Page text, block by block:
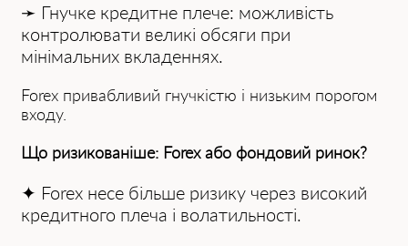
➛ Гнучке кредитне плече: можливість
контролювати великі обсяги при
мінімальних вкладеннях.
Forex привабливий гнучкістю і низьким порогом
входу.
Що ризикованіше: Forex або фондовий ринок?
✦ Forex несе більше ризику через високий
кредитного плеча і волатильності.